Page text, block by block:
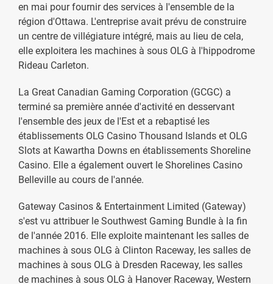
en mai pour fournir des services à l'ensemble de la
région d'Ottawa. L'entreprise avait prévu de construire
un centre de villégiature intégré, mais au lieu de cela,
elle exploitera les machines à sous OLG à l'hippodrome
Rideau Carleton.
La Great Canadian Gaming Corporation (GCGC) a
terminé sa première année d'activité en desservant
l'ensemble des jeux de l'Est et a rebaptisé les
établissements OLG Casino Thousand Islands et OLG
Slots at Kawartha Downs en établissements Shoreline
Casino. Elle a également ouvert le Shorelines Casino
Belleville au cours de l'année.
Gateway Casinos & Entertainment Limited (Gateway)
s'est vu attribuer le Southwest Gaming Bundle à la fin
de l'année 2016. Elle exploite maintenant les salles de
machines à sous OLG à Clinton Raceway, les salles de
machines à sous OLG à Dresden Raceway, les salles
de machines à sous OLG à Hanover Raceway, Western